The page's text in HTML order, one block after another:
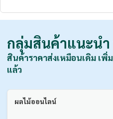
กลุ่มสินค้าแนะนำ
สินค้าราคาส่งเหมือนเดิม เพิ่
แล้ว
ผลไม้ออนไลน์